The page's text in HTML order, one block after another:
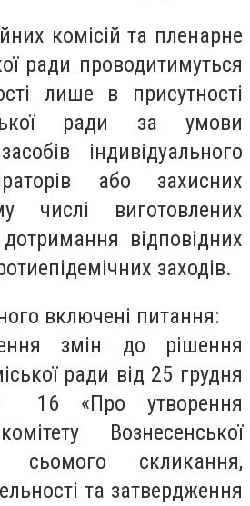
комісій та пленарне
ради проводитимуться
лише в присутності
ради за умови
індивідуального
або захисних
числі виготовлених
відповідних
заходів.
включені питання:
змін до рішення
ради від 25 грудня
«Про утворення
Вознесенської
сьомого скликання,
та затвердження